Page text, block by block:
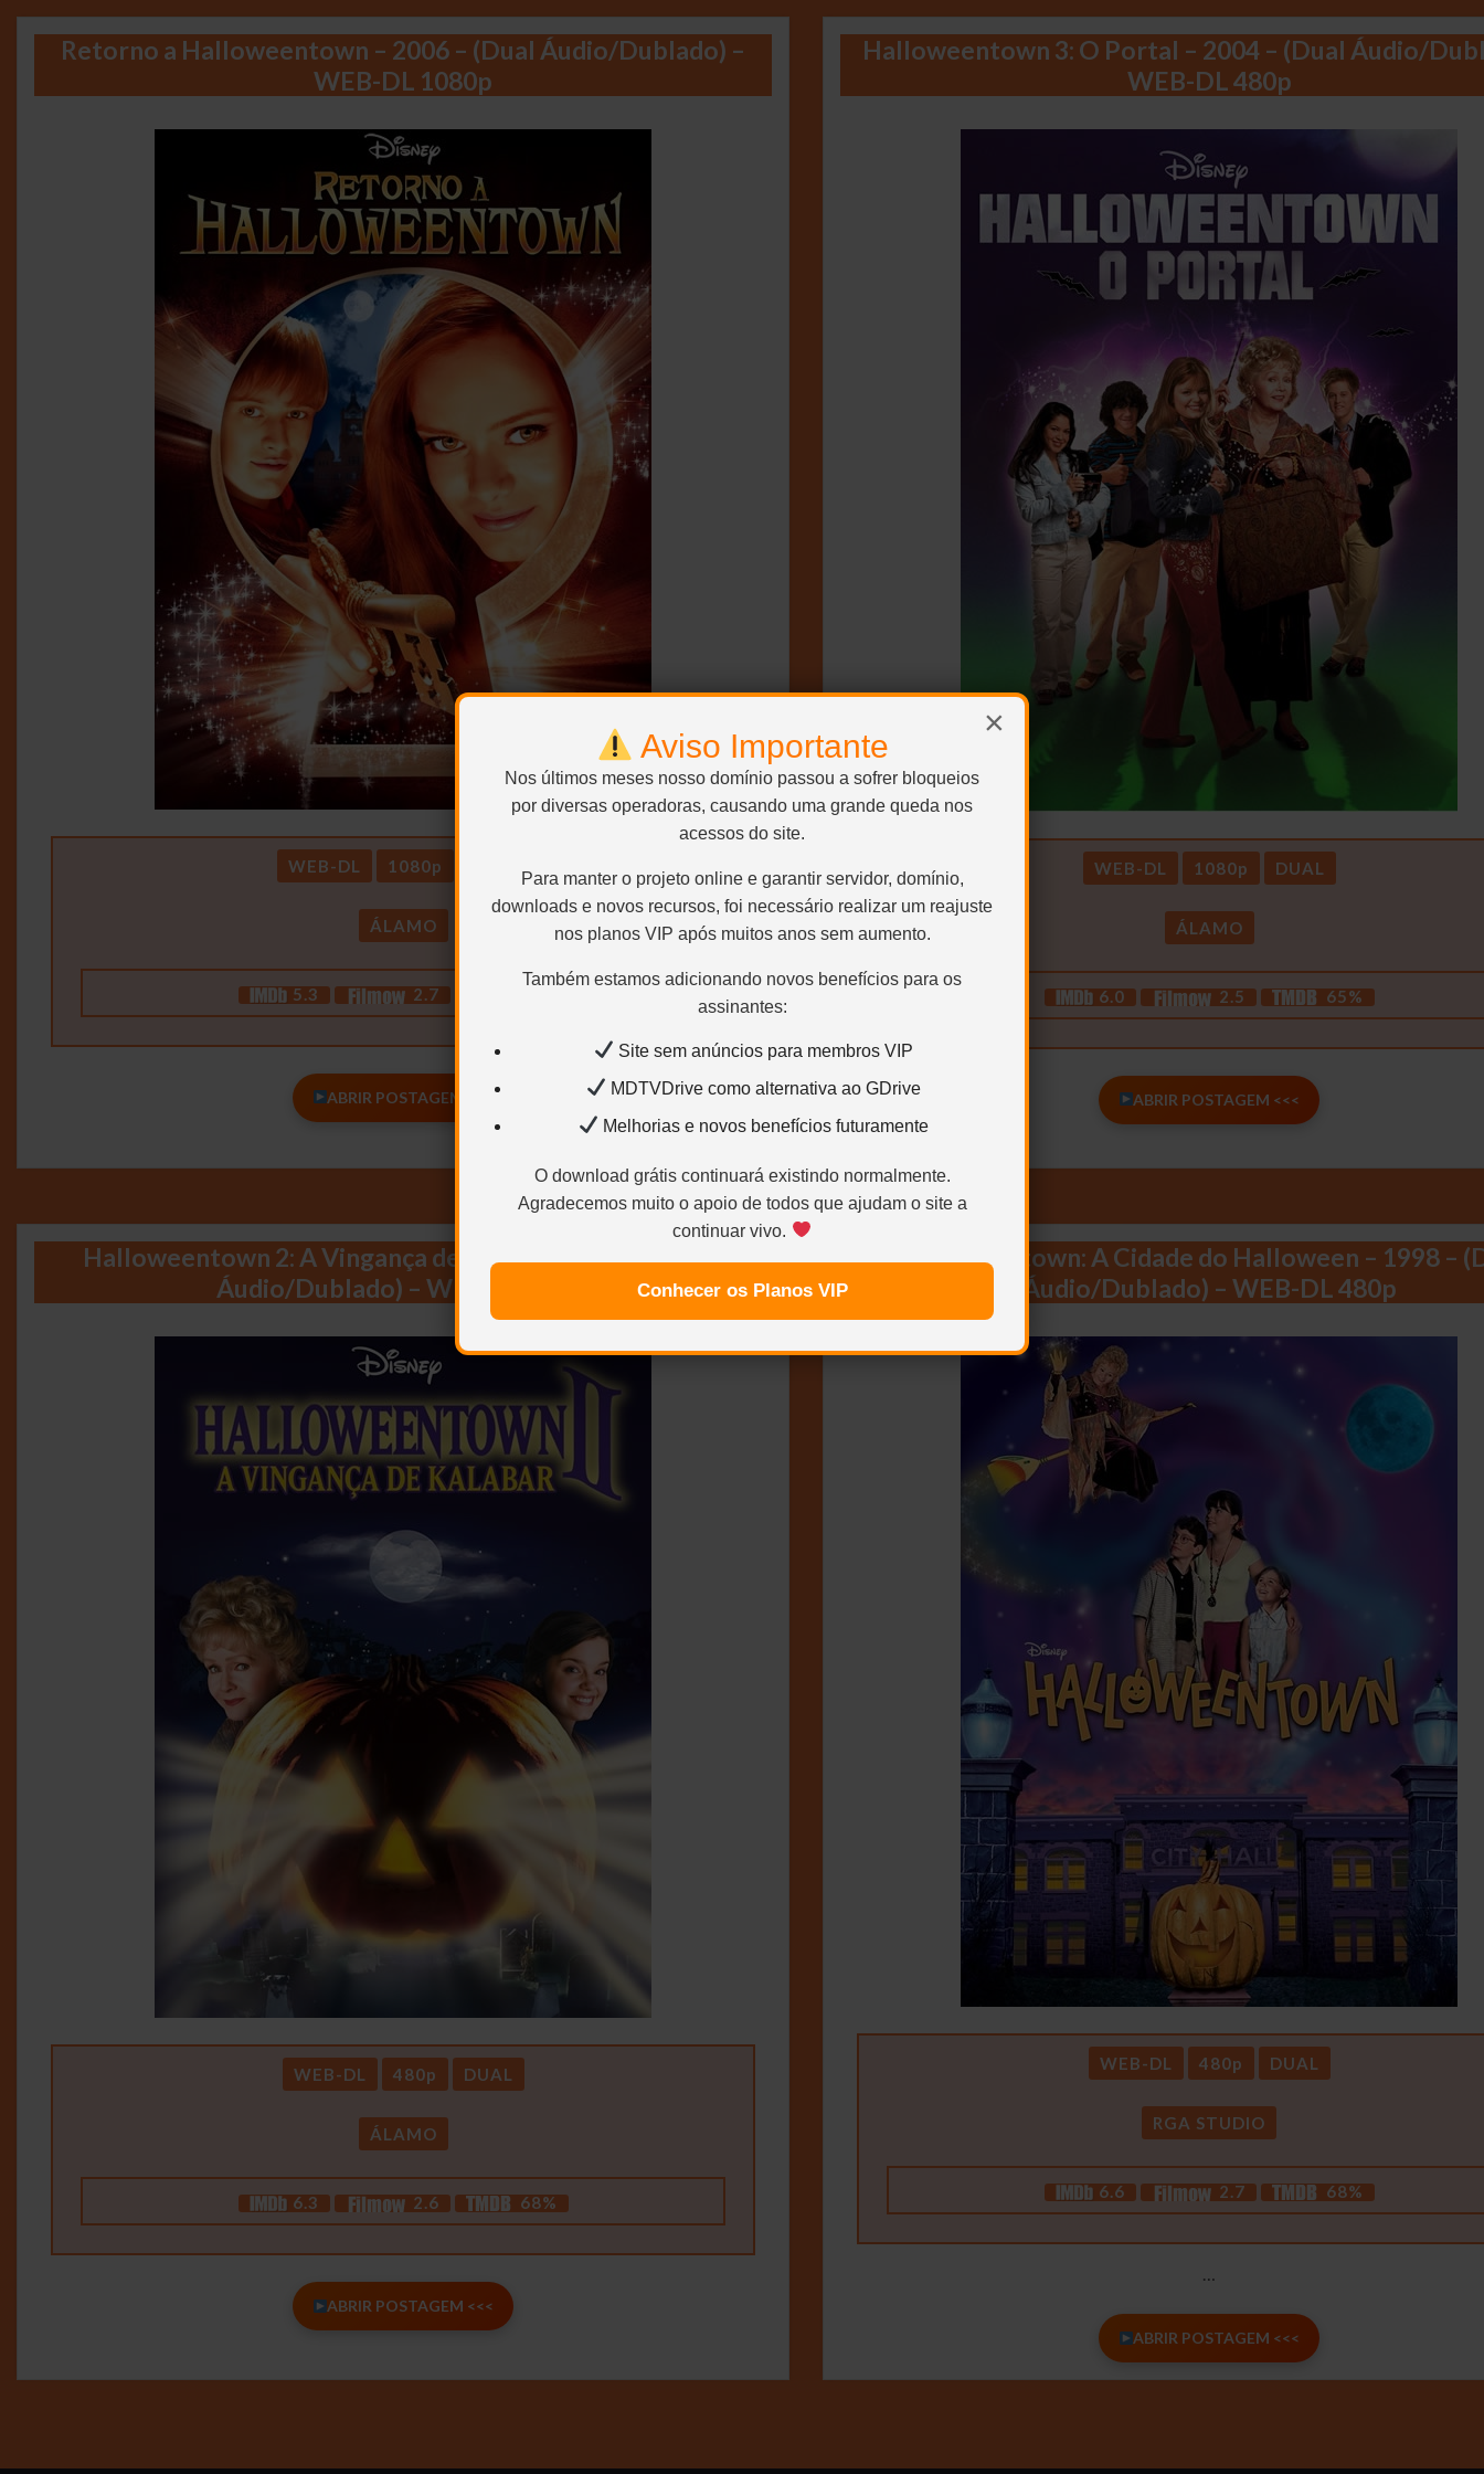
×
Aviso Importante
Nos últimos meses nosso domínio passou a sofrer bloqueios
por diversas operadoras, causando uma grande queda nos
acessos do site.
Para manter o projeto online e garantir servidor, domínio,
downloads e novos recursos, foi necessário realizar um reajuste
nos planos VIP após muitos anos sem aumento.
Também estamos adicionando novos benefícios para os
assinantes:
Site sem anúncios para membros VIP
MDTVDrive como alternativa ao GDrive
Melhorias e novos benefícios futuramente
O download grátis continuará existindo normalmente.
Agradecemos muito o apoio de todos que ajudam o site a
continuar vivo.
Conhecer os Planos VIP
Retorno a Halloweentown – 2006 – (Dual Áudio/Dublado) –
WEB-DL 1080p
WEB-DL 1080p
ÁLAMO
5.3 2.7
ABRIR POSTAGEM <<<
Halloweentown 3: O Portal – 2004 – (Dual Áudio/
WEB-DL 480p
WEB-DL 1080p DUAL
ÁLAMO
6.0 2.5 65%
ABRIR POSTAGEM <<<
Halloweentown 2: A Vingança de Kalabar – 2001 – (Dual
Áudio/Dublado) – WEB-DL 480p
WEB-DL 480p DUAL
ÁLAMO
6.3 2.6 68%
ABRIR POSTAGEM <<<
Halloweentown: A Cidade do Halloween – 1998 –
Áudio/Dublado) – WEB-DL 480p
WEB-DL 480p DUAL
RGA STUDIO
6.6 2.7 68%
…
ABRIR POSTAGEM <<<